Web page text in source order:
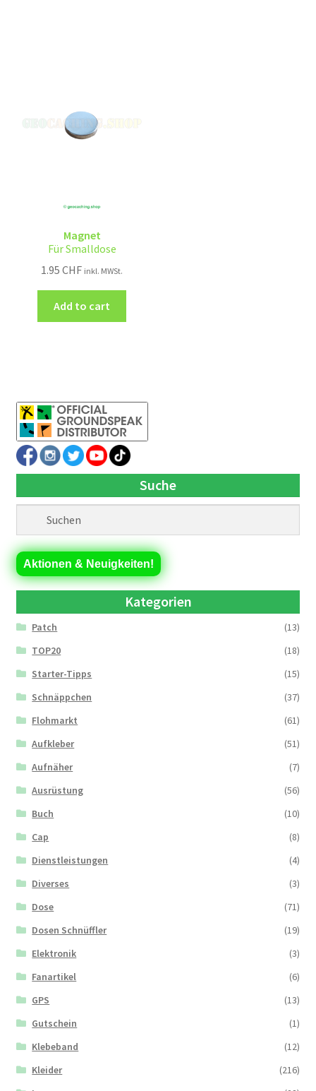
Magnet
Für Smalldose
1.95CHF inkl. MWSt.
Add to cart
Suche
Aktionen & Neuigkeiten!
Kategorien
Patch
(13)
TOP20
(18)
Starter-Tipps
(15)
Schnäppchen
(37)
Flohmarkt
(61)
Aufkleber
(51)
Aufnäher
(7)
Ausrüstung
(56)
Buch
(10)
Cap
(8)
Dienstleistungen
(4)
Diverses
(3)
Dose
(71)
Dosen Schnüffler
(19)
Elektronik
(3)
Fanartikel
(6)
GPS
(13)
Gutschein
(1)
Klebeband
(12)
Kleider
(216)